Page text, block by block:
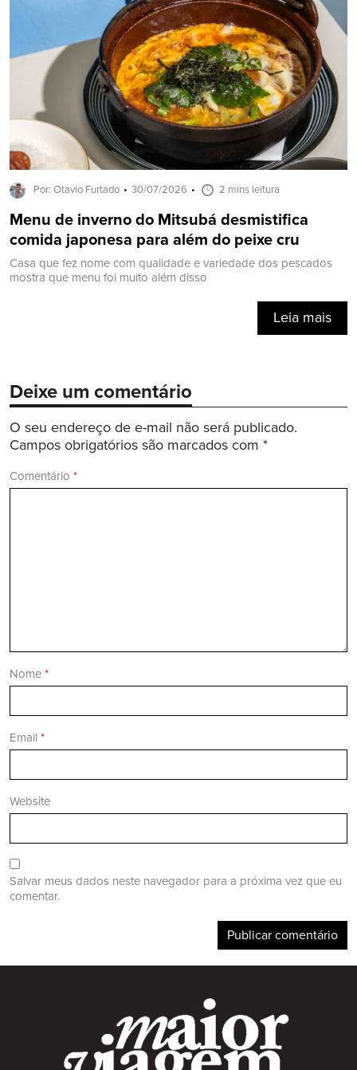
Por: Otavio Furtado 30/07/2026 2 mins leitura
Menu de inverno do Mitsubá desmistifica
comida japonesa para além do peixe cru
Casa que fez nome com qualidade e variedade dos pescados
mostra que menu foi muito além disso
Leia mais
Deixe um comentário
O seu endereço de e-mail não será publicado.
Campos obrigatórios são marcados com *
Comentário *
Nome *
Email *
Website
Salvar meus dados neste navegador para a próxima vez que eu
comentar.